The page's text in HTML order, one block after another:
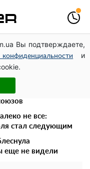
Вы подтверждаете,
и
вывел
фиктивную
карьера от
в
не все:
стал следующим
еще не видели